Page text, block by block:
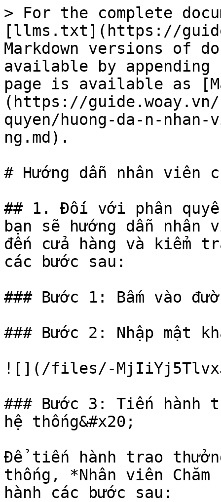
> For the complete
[llms.txt](https://
Markdown versions of
available by
page is available as
(https://
quyen/huong-da-n-nhan-
ng.md).
# Hướng dẫn nhân viên
## 1. Đối với phân
bạn sẽ hướng dẫn
đến cửa hàng và
các bước sau:
### Bước 1: Bấm vào
### Bước 2: Nhập mật
![](/files/-
### Bước 3: Tiến hành
hệ thống&#x20;
Để tiến hành trao
thống, *Nhân viên
hành các bước sau: